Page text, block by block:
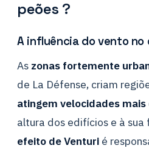
peões ?
A influência do vento
As zonas fortemente
de La Défense, criam
atingem velocidades
altura dos edifícios e à
efeito de Venturi é